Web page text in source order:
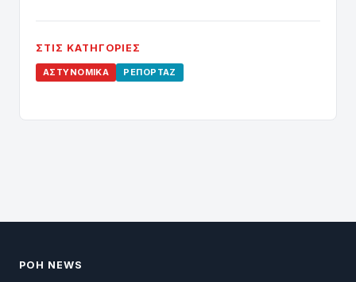
ΣΤΙΣ ΚΑΤΗΓΟΡΊΕΣ
ΑΣΤΥΝΟΜΙΚΆ ΡΕΠΟΡΤΆΖ
ΡΟΗ NEWS